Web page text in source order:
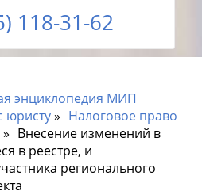
118-31-62
энциклопедия МИП
юристу
Налоговое право
Внесение изменений в
в реестре, и
регионального